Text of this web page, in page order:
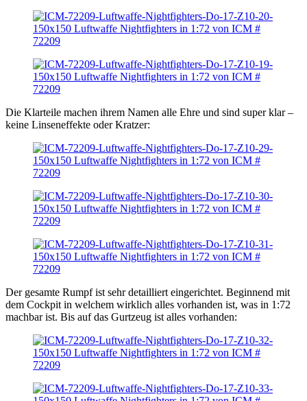
Die Klarteile machen ihrem Namen alle Ehre und sind super klar –
keine Linseneffekte oder Kratzer:
Der gesamte Rumpf ist sehr detailliert eingerichtet. Beginnend mit
dem Cockpit in welchem wirklich alles vorhanden ist, was in 1:72
machbar ist. Bis auf das Gurtzeug ist alles vorhanden: